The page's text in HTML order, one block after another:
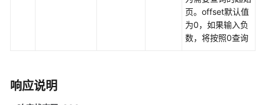
页。offset默认值
为0，如果输入负
数，将按照0查询
响应说明